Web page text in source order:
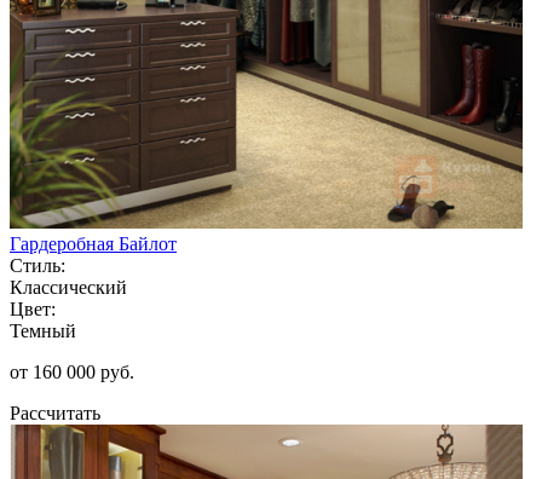
Гардеробная Байлот
Стиль:
Классический
Цвет:
Темный
от 160 000 руб.
Рассчитать